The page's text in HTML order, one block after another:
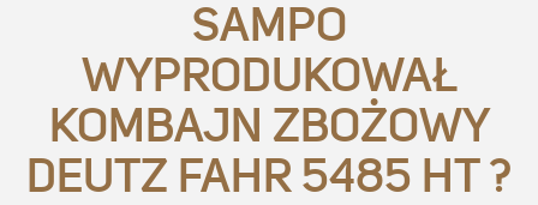
SAMPO
WYPRODUKOWAŁ
KOMBAJN ZBOŻOWY
DEUTZ FAHR 5485 HT ?